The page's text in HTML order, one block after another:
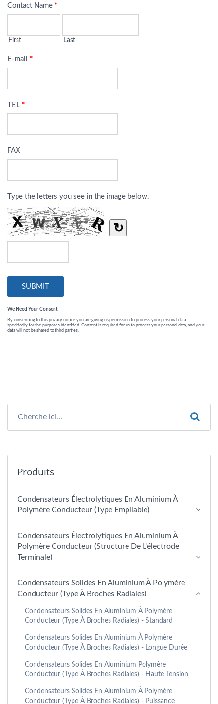
Produits
Condensateurs Électrolytiques En Aluminium À
Polymère Conducteur (type Empilable)
Condensateurs Électrolytiques En Aluminium À
Polymère Conducteur (structure De L'électrode
Terminale)
Condensateurs Solides En Aluminium À Polymère
Conducteur (type À Broches Radiales)
Condensateurs Solides En Aluminium À Polymère
Conducteur (type À Broches Radiales) - Standard
Condensateurs Solides En Aluminium À Polymère
Conducteur (type À Broches Radiales) - Longue Durée
Condensateurs Solides En Aluminium Polymère
Conducteur (type À Broches Radiales) - Haute Tension
Condensateurs Solides En Aluminium À Polymère
Conducteur (type À Broches Radiales) - Puissance